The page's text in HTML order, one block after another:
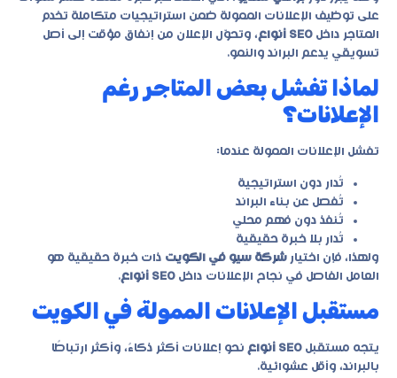
على توظيف الإعلانات الممولة ضمن استراتيجيات متكاملة تخدم
المتاجر داخل SEO أنواع
، وتحوّل الإعلان من إنفاق مؤقت إلى أصل
تسويقي يدعم البراند والنمو.
لماذا تفشل بعض المتاجر رغم
الإعلانات؟
تفشل الإعلانات الممولة عندما:
تُدار دون استراتيجية
تُفصل عن بناء البراند
تُنفذ دون فهم محلي
تُدار بلا خبرة حقيقية
ولهذا، فإن اختيار شركة سيو في الكويت ذات خبرة حقيقية هو
العامل الفاصل في نجاح الإعلانات داخل SEO أنواع .
مستقبل الإعلانات الممولة في الكويت
يتجه مستقبل SEO أنواع
نحو إعلانات أكثر ذكاءً، وأكثر ارتباطًا
بالبراند، وأقل عشوائية.